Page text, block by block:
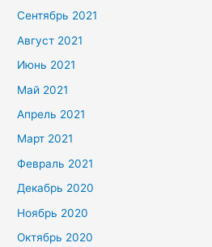
Сентябрь 2021
Август 2021
Июнь 2021
Май 2021
Апрель 2021
Март 2021
Февраль 2021
Декабрь 2020
Ноябрь 2020
Октябрь 2020